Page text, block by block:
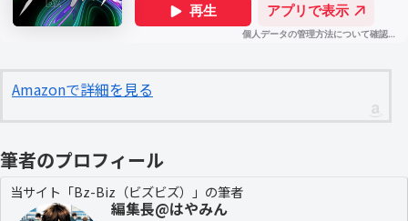
Amazonで詳細を見る
筆者のプロフィール
当サイト「Bz-Biz（ビズビズ）」の筆者
編集長@はやみん